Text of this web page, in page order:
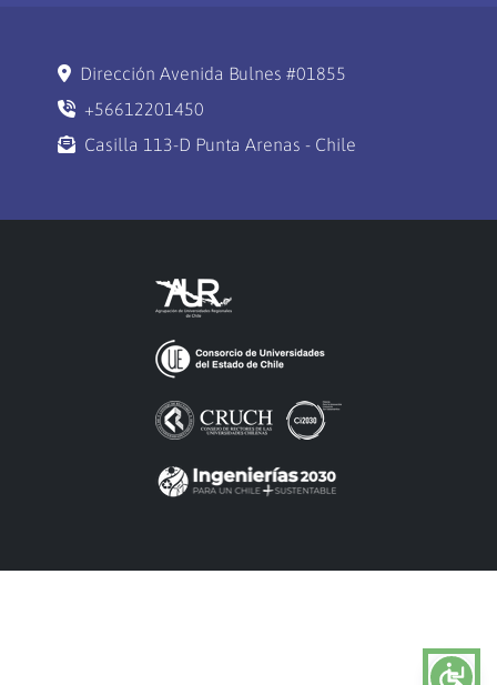
Dirección Avenida Bulnes #01855
+56612201450
Casilla 113-D Punta Arenas - Chile